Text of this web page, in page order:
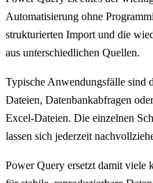
Automatisierung ohne
strukturierten Import und die
aus unterschiedlichen Quellen.
Typische Anwendungsfälle sind
Dateien, Datenbankabfragen
Excel-Dateien. Die einzelnen
lassen sich jederzeit
Power Query ersetzt damit viele